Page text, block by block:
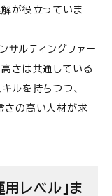
が役立っていま
サルティングファー
さは共通している
ルを持ちつつ、
さの高い人材が求
レベル」ま